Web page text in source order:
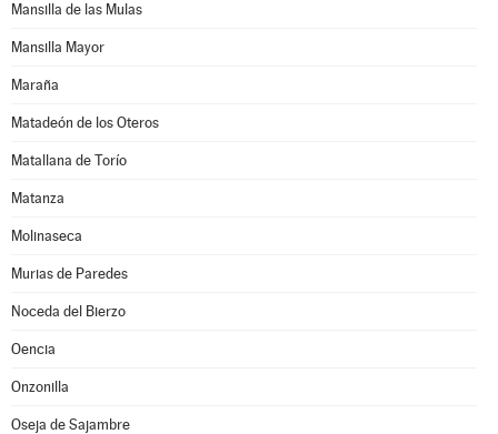
Mansilla de las Mulas
Mansilla Mayor
Maraña
Matadeón de los Oteros
Matallana de Torío
Matanza
Molinaseca
Murias de Paredes
Noceda del Bierzo
Oencia
Onzonilla
Oseja de Sajambre